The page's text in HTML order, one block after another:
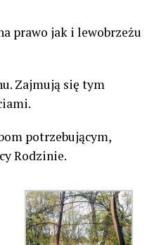
prawo jak i lewobrzeżu
Zajmują się tym
potrzebującym,
Rodzinie.